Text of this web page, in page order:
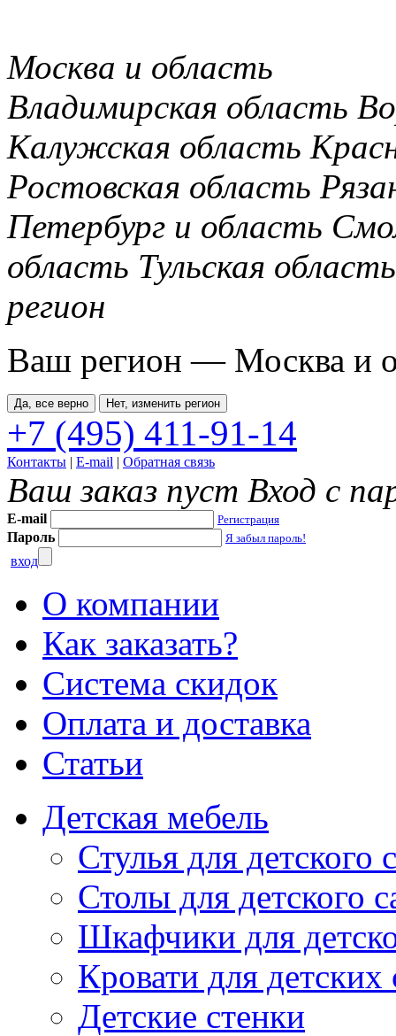
Москва и область
Владимирская область
Калужская область
Ростовская область
Петербург и область
область Тульская область
регион
Ваш регион — Москва и
Да, все верно Нет, изменить регион
+7 (495) 411-91-14
Контакты | E-mail | Обратная связь
Ваш заказ пуст Вход с
E-mail Регистрация
Пароль Я забыл пароль!
вход
О компании
Как заказать?
Система скидок
Оплата и доставка
Статьи
Детская мебель
Стулья для детского
Столы для детского
Шкафчики для
Кровати для детских
Детские стенки